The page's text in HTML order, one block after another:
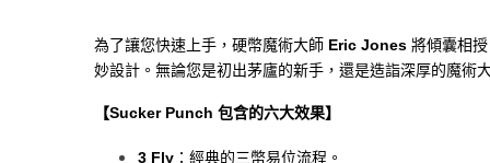
為了讓您快速上手，硬幣魔術大師 Eric Jones 將傾囊相
妙設計。無論您是初出茅廬的新手，還是造詣深厚的魔術
【Sucker Punch 包含的六大效果】
3 Fly ：經典的三幣易位流程。